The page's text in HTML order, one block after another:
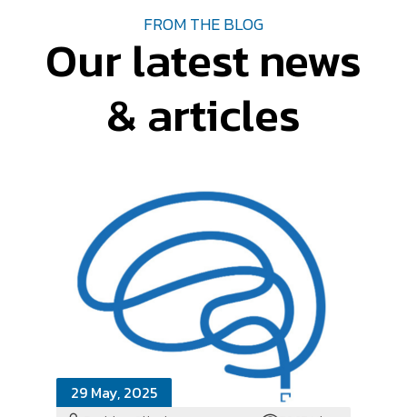
FROM THE BLOG
Our latest news
& articles
29 May, 2025